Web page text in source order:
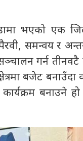
भएको एक
समन्वय र
गर्न
बजेट बनाउँदा
बनाउने